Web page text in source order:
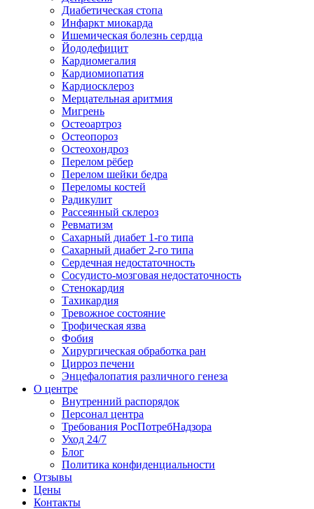
Диабетическая стопа
Инфаркт миокарда
Ишемическая болезнь сердца
Йододефицит
Кардиомегалия
Кардиомиопатия
Кардиосклероз
Мерцательная аритмия
Мигрень
Остеоартроз
Остеопороз
Остеохондроз
Перелом рёбер
Перелом шейки бедра
Переломы костей
Радикулит
Рассеянный склероз
Ревматизм
Сахарный диабет 1-го типа
Сахарный диабет 2-го типа
Сердечная недостаточность
Сосудисто-мозговая недостаточность
Стенокардия
Тахикардия
Тревожное состояние
Трофическая язва
Фобия
Хирургическая обработка ран
Цирроз печени
Энцефалопатия различного генеза
О центре
Внутренний распорядок
Персонал центра
Требования РосПотребНадзора
Уход 24/7
Блог
Политика конфиденциальности
Отзывы
Цены
Контакты